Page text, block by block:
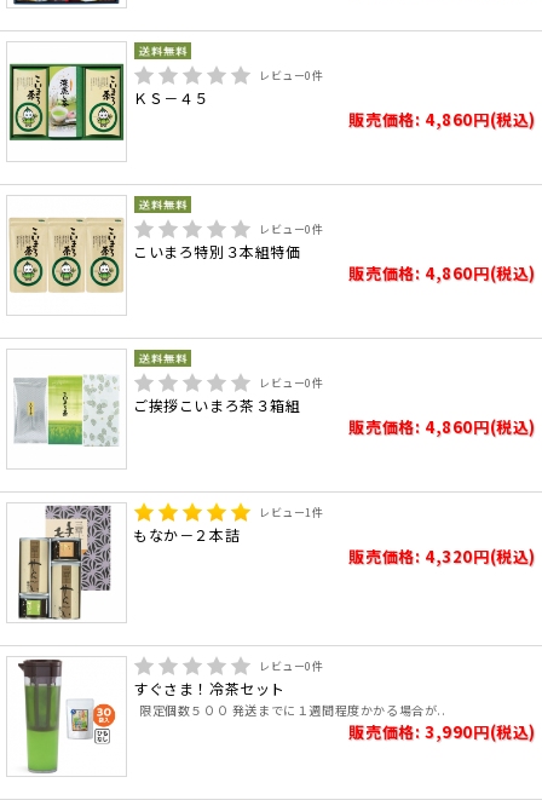
レビュー0件
ＫＳ－４５
販売価格: 4,860円(税込)
レビュー0件
こいまろ特別３本組特価
販売価格: 4,860円(税込)
レビュー0件
ご挨拶こいまろ茶３箱組
販売価格: 4,860円(税込)
レビュー1件
もなか－２本詰
販売価格: 4,320円(税込)
レビュー0件
すぐさま！冷茶セット
限定個数５００ 発送までに１週間程度かかる場合が..
販売価格: 3,990円(税込)